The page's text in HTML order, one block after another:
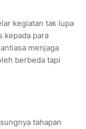
kegiatan tak lupa
kepada para
menjaga
berbeda tapi
tahapan